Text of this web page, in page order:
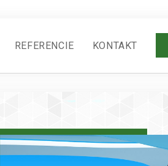
REFERENCIE KONTAKT